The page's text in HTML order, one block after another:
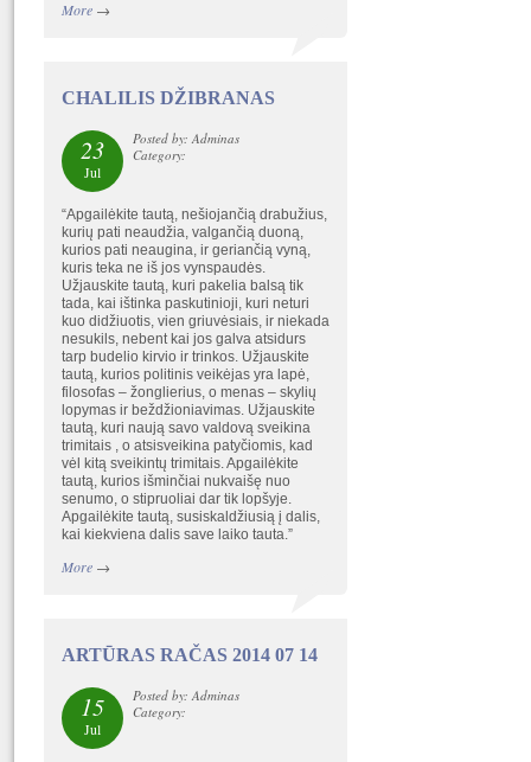
More→
CHALILIS DŽIBRANAS
23
Jul
Posted by: Adminas
Category:
“Apgailėkite tautą, nešiojančią drabužius,
kurių pati neaudžia, valgančią duoną,
kurios pati neaugina, ir geriančią vyną,
kuris teka ne iš jos vynspaudės.
Užjauskite tautą, kuri pakelia balsą tik
tada, kai ištinka paskutinioji, kuri neturi
kuo didžiuotis, vien griuvėsiais, ir niekada
nesukils, nebent kai jos galva atsidurs
tarp budelio kirvio ir trinkos. Užjauskite
tautą, kurios politinis veikėjas yra lapė,
filosofas – žonglierius, o menas – skylių
lopymas ir beždžioniavimas. Užjauskite
tautą, kuri naują savo valdovą sveikina
trimitais , o atsisveikina patyčiomis, kad
vėl kitą sveikintų trimitais. Apgailėkite
tautą, kurios išminčiai nukvaišę nuo
senumo, o stipruoliai dar tik lopšyje.
Apgailėkite tautą, susiskaldžiusią į dalis,
kai kiekviena dalis save laiko tauta.”
More→
ARTŪRAS RAČAS 2014 07 14
15
Jul
Posted by: Adminas
Category: